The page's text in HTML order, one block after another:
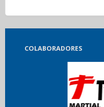
COLABORADORES